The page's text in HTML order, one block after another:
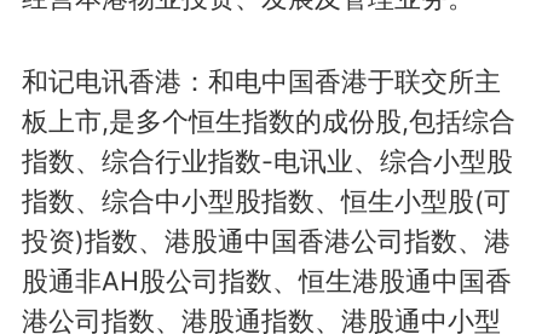
和记电讯香港：和电中国香港于联交所主
板上市,是多个恒生指数的成份股,包括综合
指数、综合行业指数-电讯业、综合小型股
指数、综合中小型股指数、恒生小型股(可
投资)指数、港股通中国香港公司指数、港
股通非AH股公司指数、恒生港股通中国香
港公司指数、港股通指数、港股通中小型